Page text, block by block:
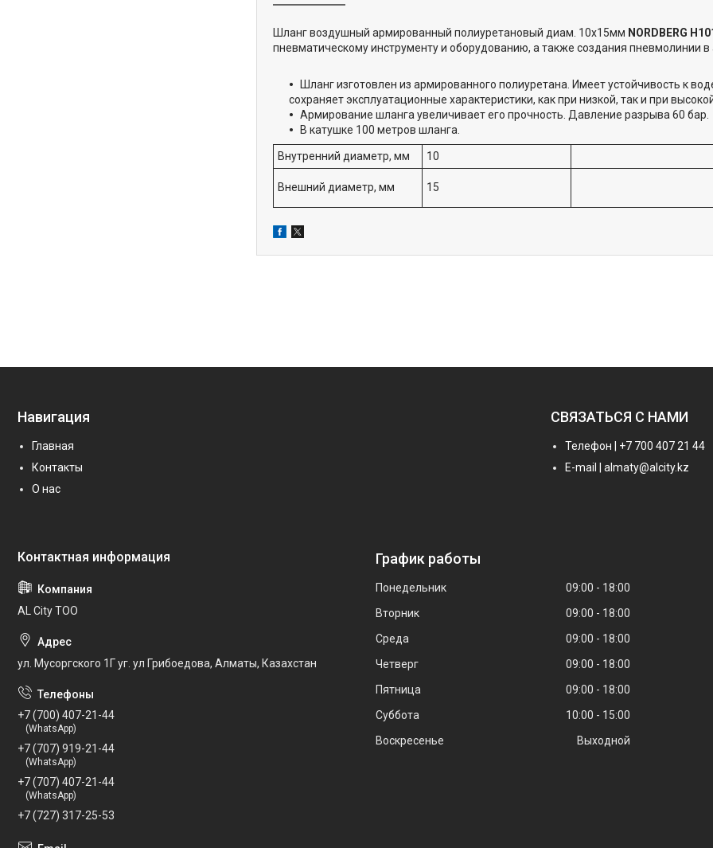
Шланг воздушный армированный полиуретановый диам. 10х15мм NORDBERG
пневматическому инструменту и оборудованию, а также создания пневмолинии в
Шланг изготовлен из армированного полиуретана. Имеет устойчивость к
сохраняет эксплуатационные характеристики, как при низкой, так и при
Армирование шланга увеличивает его прочность. Давление разрыва 60 бар.
В катушке 100 метров шланга.
Внутренний диаметр, мм 10
Внешний диаметр, мм 15
Навигация
Главная
Контакты
О нас
СВЯЗАТЬСЯ С НАМИ
Телефон | +7 700 407 21 44
E-mail | almaty@alcity.kz
AL City ТОО
ул. Мусоргского 1Г уг. ул Грибоедова, Алматы, Казахстан
+7 (700) 407-21-44
(WhatsApp)
+7 (707) 919-21-44
(WhatsApp)
+7 (707) 407-21-44
(WhatsApp)
+7 (727) 317-25-53
График работы
Понедельник 09:00
18:00
Вторник
09:00
18:00
Среда
09:00
18:00
Четверг
09:00
18:00
Пятница
09:00
18:00
Суббота
10:00
15:00
Воскресенье
Выходной